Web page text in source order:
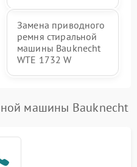
Замена приводного
ремня стиральной
машины Bauknecht
WTE 1732 W
машины Bauknecht